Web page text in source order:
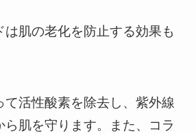
肌の老化を防止する効果も
て活性酸素を除去し、紫外線
肌を守ります。また、コラ